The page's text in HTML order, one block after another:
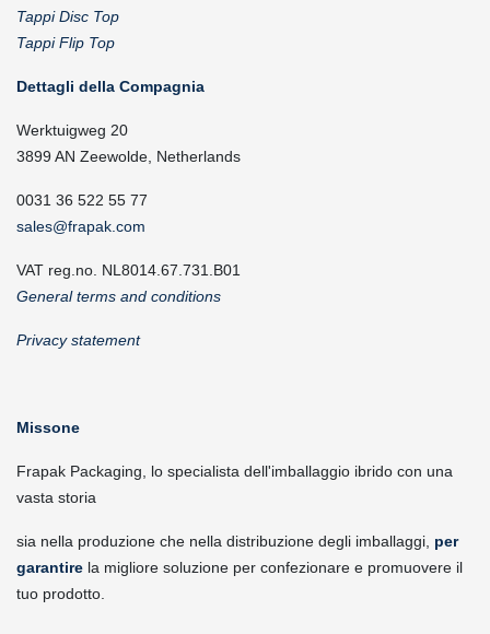
Tappi Disc Top
Tappi Flip Top
Dettagli della Compagnia
Werktuigweg 20
3899 AN Zeewolde, Netherlands
0031 36 522 55 77
sales@frapak.com
VAT reg.no. NL8014.67.731.B01
General terms and conditions
Privacy statement
Missone
Frapak Packaging, lo specialista dell'imballaggio ibrido con una
vasta storia
sia nella produzione che nella distribuzione degli imballaggi, per
garantire la migliore soluzione per confezionare e promuovere il
tuo prodotto.